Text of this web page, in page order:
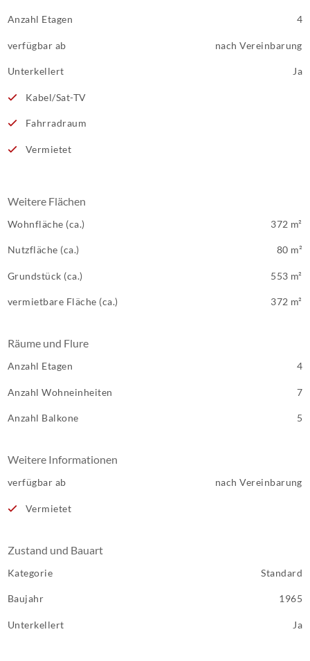
Anzahl Etagen 4
verfügbar ab nach Vereinbarung
Unterkellert Ja
Kabel/Sat-TV
Fahrradraum
Vermietet
Weitere Flächen
Wohnfläche (ca.) 372 m²
Nutzfläche (ca.) 80 m²
Grundstück (ca.) 553 m²
vermietbare Fläche (ca.) 372 m²
Räume und Flure
Anzahl Etagen 4
Anzahl Wohneinheiten 7
Anzahl Balkone 5
Weitere Informationen
verfügbar ab nach Vereinbarung
Vermietet
Zustand und Bauart
Kategorie Standard
Baujahr 1965
Unterkellert Ja